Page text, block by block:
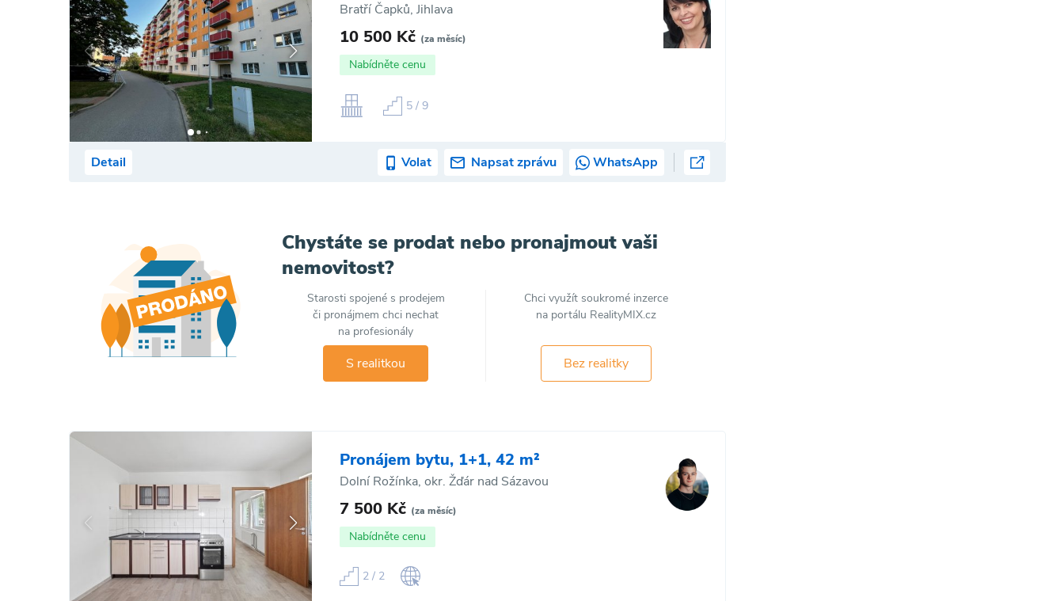
Bratří Čapků, Jihlava
10 500 Kč (za měsíc)
Nabídněte cenu
5 / 9
Detail Volat Napsat zprávu WhatsApp
Chystáte se prodat nebo pronajmout vaši
nemovitost?
Starosti spojené s prodejem
či pronájmem chci nechat
na profesionály
S realitkou
Chci využít soukromé inzerce
na portálu RealityMIX.cz
Bez realitky
Pronájem bytu, 1+1, 42 m²
Dolní Rožínka, okr. Žďár nad Sázavou
7 500 Kč (za měsíc)
Nabídněte cenu
2 / 2